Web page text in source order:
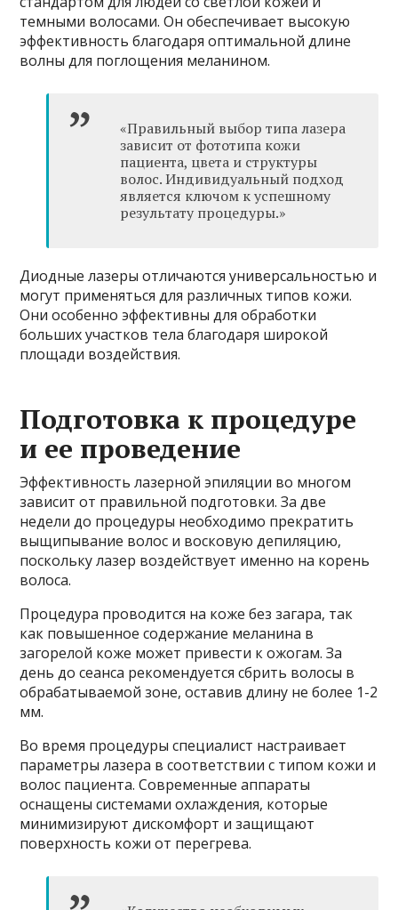
темными волосами. Он обеспечивает высокую
эффективность благодаря оптимальной длине
волны для поглощения меланином.
«Правильный выбор типа лазера
зависит от фототипа кожи
пациента, цвета и структуры
волос. Индивидуальный подход
является ключом к успешному
результату процедуры.»
Диодные лазеры отличаются универсальностью и
могут применяться для различных типов кожи.
Они особенно эффективны для обработки
больших участков тела благодаря широкой
площади воздействия.
Подготовка к процедуре
и ее проведение
Эффективность лазерной эпиляции во многом
зависит от правильной подготовки. За две
недели до процедуры необходимо прекратить
выщипывание волос и восковую депиляцию,
поскольку лазер воздействует именно на корень
волоса.
Процедура проводится на коже без загара, так
как повышенное содержание меланина в
загорелой коже может привести к ожогам. За
день до сеанса рекомендуется сбрить волосы в
обрабатываемой зоне, оставив длину не более 1-2
мм.
Во время процедуры специалист настраивает
параметры лазера в соответствии с типом кожи и
волос пациента. Современные аппараты
оснащены системами охлаждения, которые
минимизируют дискомфорт и защищают
поверхность кожи от перегрева.